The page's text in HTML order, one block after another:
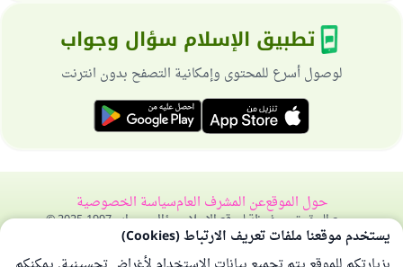
تطبيق الإسلام سؤال وجواب
لوصول أسرع للمحتوى وإمكانية التصفح بدون انترنت
حول الموقععن المشرف العامسياسة الخصوصية
جميع الحقوق محفوظة لموقع الإسلام سؤال وجواب 1997-2025 ©
يستخدم موقعنا ملفات تعريف الارتباط (Cookies)